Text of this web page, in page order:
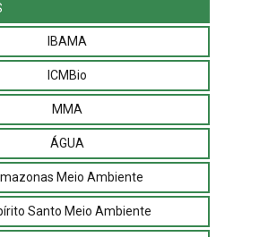
IBAMA
ICMBio
MMA
ÁGUA
Meio Ambiente
Santo Meio Ambiente